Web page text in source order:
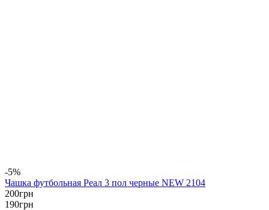
-5%
Чашка футбольная Реал 3 пол черные NEW 2104
200грн
190грн